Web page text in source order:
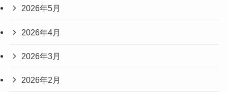
2026年5月
2026年4月
2026年3月
2026年2月